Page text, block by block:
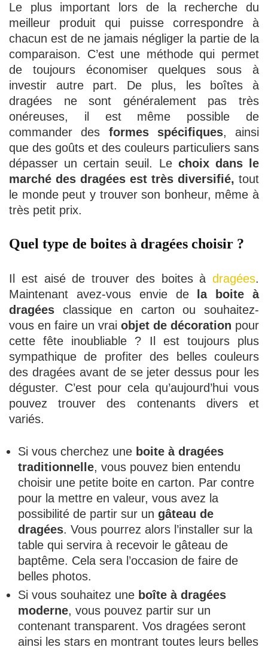
Le plus important lors de la recherche du
meilleur produit qui puisse correspondre à
chacun est de ne jamais négliger la partie de la
comparaison. C’est une méthode qui permet
de toujours économiser quelques sous à
investir autre part. De plus, les boîtes à
dragées ne sont généralement pas très
onéreuses, il est même possible de
commander des formes spécifiques, ainsi
que des goûts et des couleurs particuliers sans
dépasser un certain seuil. Lechoix dans le
marché des dragées est très diversifié, tout
le monde peut y trouver son bonheur, même à
très petit prix.
Quel type de boites à dragées choisir ?
Il est aisé de trouver des boites à dragées.
Maintenant avez-vous envie de
la boite à
dragées classique en carton ou souhaitez-
vous en faire un vrai objet de décoration pour
cette fête inoubliable ? Il est toujours plus
sympathique de profiter des belles couleurs
des dragées avant de se jeter dessus pour les
déguster. C’est pour cela qu’aujourd’hui vous
pouvez trouver des contenants divers et
variés.
Si vous cherchez une boite à dragées
traditionnelle, vous pouvez bien entendu
choisir une petite boite en carton. Par contre
pour la mettre en valeur, vous avez la
possibilité de partir sur un gâteau de
dragées. Vous pourrez alors l’installer sur la
table qui servira à recevoir le gâteau de
baptême. Cela sera l’occasion de faire de
belles photos.
Si vous souhaitez une boîte à dragées
moderne, vous pouvez partir sur un
contenant transparent. Vos dragées seront
ainsi les stars en montrant toutes leurs belles